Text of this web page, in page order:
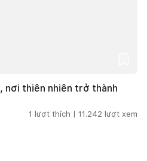
nơi thiên nhiên trở thành
1 lượt thích | 11.242 lượt xem